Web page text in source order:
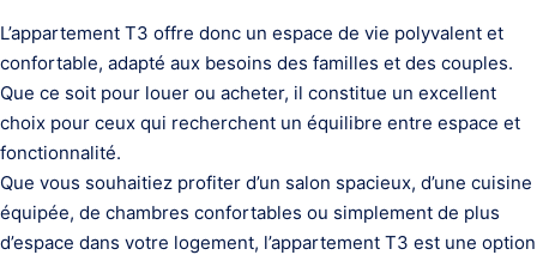
L’appartement T3 offre donc un espace de vie polyvalent et
confortable, adapté aux besoins des familles et des couples.
Que ce soit pour louer ou acheter, il constitue un excellent
choix pour ceux qui recherchent un équilibre entre espace et
fonctionnalité.
Que vous souhaitiez profiter d’un salon spacieux, d’une cuisine
équipée, de chambres confortables ou simplement de plus
d’espace dans votre logement, l’appartement T3 est une option